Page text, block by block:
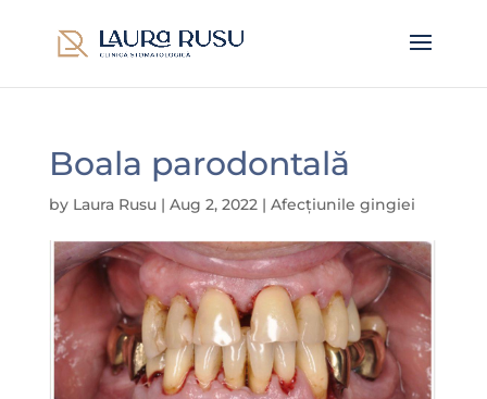
Boala parodontală
by Laura Rusu| Aug 2, 2022| Afecțiunile gingiei